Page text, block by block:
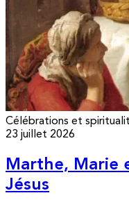
Célébrations et
23 juillet 2026
Marthe, Marie
Jésus